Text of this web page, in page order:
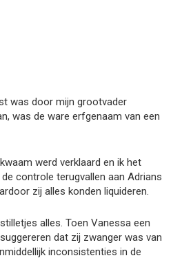
was door mijn grootvader
was de ware erfgenaam van een
werd verklaard en ik het
controle terugvallen aan Adrians
zij alles konden liquideren.
alles. Toen Vanessa een
dat zij zwanger was van
inconsistenties in de